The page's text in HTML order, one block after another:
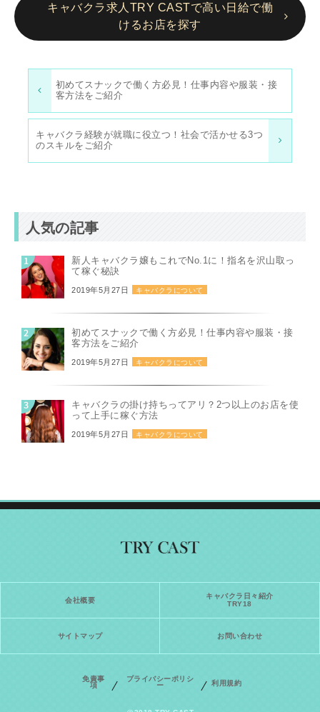
キャバクラ求人TRY CASTで高い日給で働
けるお店を探す
初めてスナックで働く方必見！仕事内容や服装・接
客方法をご紹介
キャバクラ経験が就職に役立つ！社会で活かせる3つ
のスキルをご紹介
人気の記事
新人キャバクラ嬢もこれでNo.1に！指名を沢山取っ
て稼ぐ秘訣
2019年5月27日 キャバクラについて
初めてスナックで働く方必見！仕事内容や服装・接
客方法をご紹介
2019年5月27日 キャバクラについて
キャバクラの掛け持ちってアリ？2つ以上のお店を使
って上手に稼ぐ方法
2019年5月27日 キャバクラについて
会社概要
キャバクラ日々紹介
TRY18
サイトマップ お問い合わせ
免責事
項
プライバシーポリシ
ー
利用規約